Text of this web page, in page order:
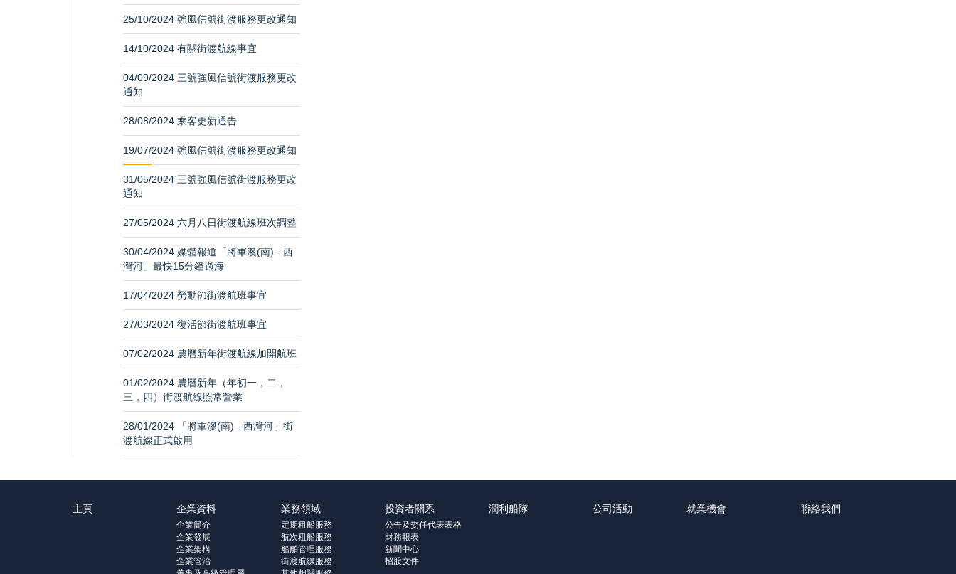
25/10/2024 強風信號街渡服務更改通知
14/10/2024 有關街渡航線事宜
04/09/2024 三號強風信號街渡服務更改
通知
28/08/2024 乘客更新通告
19/07/2024 強風信號街渡服務更改通知
31/05/2024 三號強風信號街渡服務更改
通知
27/05/2024 六月八日街渡航線班次調整
30/04/2024 媒體報道「將軍澳(南) - 西
灣河」最快15分鐘過海
17/04/2024 勞動節街渡航班事宜
27/03/2024 復活節街渡航班事宜
07/02/2024 農曆新年街渡航線加開航班
01/02/2024 農曆新年（年初一，二，
三，四）街渡航線照常營業
28/01/2024 「將軍澳(南) - 西灣河」街
渡航線正式啟用
主頁 企業資料
企業簡介
企業發展
企業架構
企業管治
業務領域
定期租船服務
航次租船服務
船舶管理服務
街渡航線服務
投資者關系
公告及委任代表表格
財務報表
新聞中心
招股文件
潤利船隊 公司活動 就業機會 聯絡我們